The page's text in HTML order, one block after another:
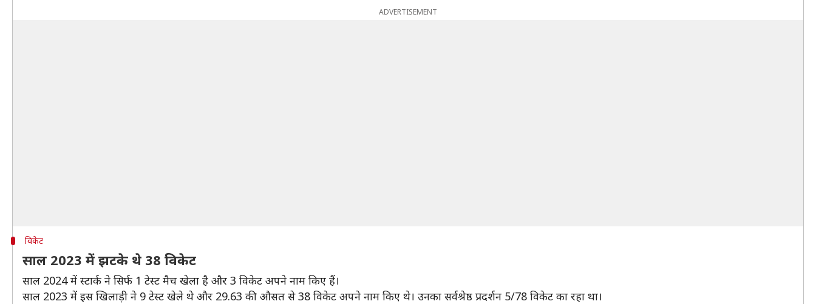
ADVERTISEMENT
विकेट
साल 2023 में झटके थे 38 विकेट
साल 2024 में स्टार्क ने सिर्फ 1 टेस्ट मैच खेला है और 3 विकेट अपने नाम किए हैं।
साल 2023 में इस खिलाड़ी ने 9 टेस्ट खेले थे और 29.63 की औसत से 38 विकेट अपने नाम किए थे। उनका सर्वश्रेष्ठ प्रदर्शन 5/78 विकेट का रहा था।